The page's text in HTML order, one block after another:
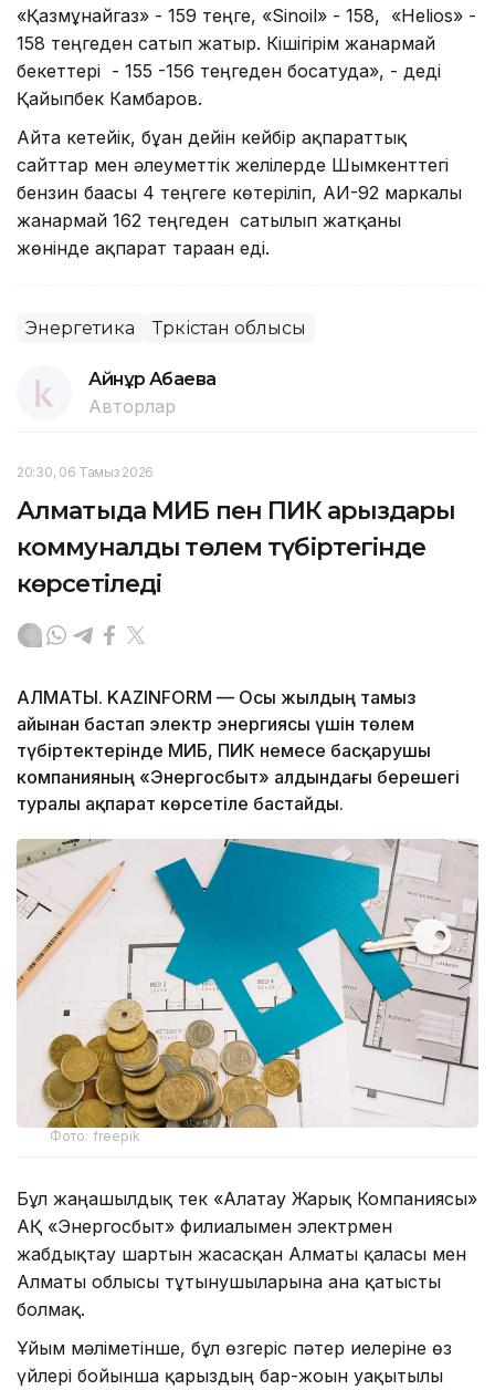
«Қазмұнайгаз» - 159 теңге, «Sinoil» - 158, «Helios» -
158 теңгеден сатып жатыр. Кішігірім жанармай
бекеттері - 155 -156 теңгеден босатуда», - деді
Қайыпбек Камбаров.
Айта кетейік, бұған дейін кейбір ақпараттық
сайттар мен әлеуметтік желілерде Шымкенттегі
бензин бағасы 4 теңгеге көтеріліп, АИ-92 маркалы
жанармай 162 теңгеден сатылып жатқаны
жөнінде ақпарат тараған еді.
Энергетика Түркістан облысы
Айнұр Ақбаева
Авторлар
20:30, 06 Тамыз 2026
Алматыда МИБ пен ПИК қарыздары
коммуналдық төлем түбіртегінде
көрсетіледі
АЛМАТЫ. KAZINFORM — Осы жылдың тамыз
айынан бастап электр энергиясы үшін төлем
түбіртектерінде МИБ, ПИК немесе басқарушы
компанияның «Энергосбыт» алдындағы берешегі
туралы ақпарат көрсетіле бастайды.
Фото: freepik
Бұл жаңашылдық тек «Алатау Жарық Компаниясы»
АҚ «Энергосбыт» филиалымен электрмен
жабдықтау шартын жасасқан Алматы қаласы мен
Алматы облысы тұтынушыларына ғана қатысты
болмақ.
Ұйым мәліметінше, бұл өзгеріс пәтер иелеріне өз
үйлері бойынша қарыздың бар-жоғын уақытылы